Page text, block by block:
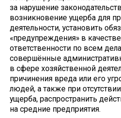
за нарушение
возникновение ущерба для
деятельности, установить
«предупреждения» в
ответственности по всем
совершённые
в сфере хозяйственной
причинения вреда или его
людей, а также при
ущерба, распространить
на средние предприятия.